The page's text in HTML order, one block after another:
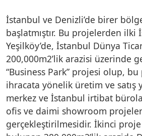
İstanbul ve Denizli’de birer
başlatmıştır. Bu projelerden ilki
Yeşilköy’de, İstanbul Dünya
200,000m2’lik arazisi üzerinde
“Business Park” projesi olup,
ihracata yönelik üretim ve satış
merkez ve İstanbul irtibat
ofis ve daimi showroom
gerçekleştirilmesidir. İkinci proje